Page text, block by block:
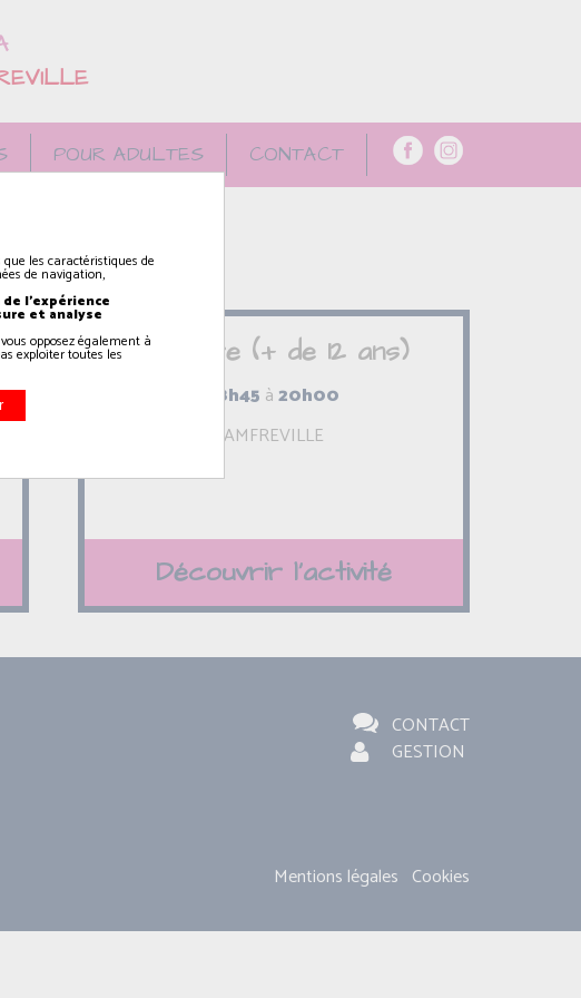
POUR ADULTES CONTACT
Théâtre (+ de 12 ans)
18h45 à20h00
AMFREVILLE
Découvrir l'activité
CONTACT
GESTION
Mentions légales Cookies
les caractéristiques de
de navigation,
l'expérience
et analyse
opposez également à
exploiter toutes les